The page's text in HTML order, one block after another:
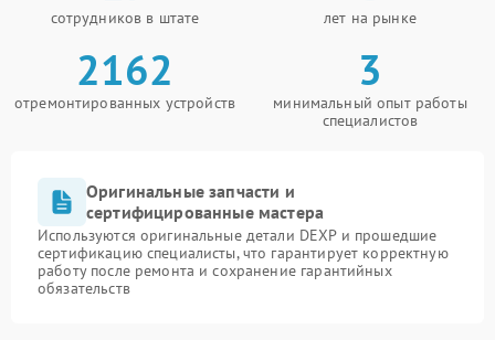
сотрудников в штате лет на рынке
2162
отремонтированных устройств
3
минимальный опыт работы
специалистов
Оригинальные запчасти и
сертифицированные мастера
Используются оригинальные детали DEXP и прошедшие
сертификацию специалисты, что гарантирует корректную
работу после ремонта и сохранение гарантийных
обязательств